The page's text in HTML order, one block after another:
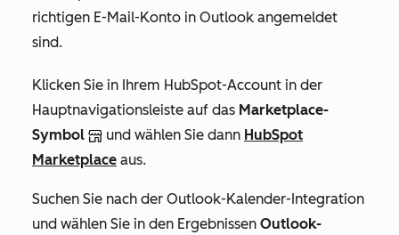
richtigen E-Mail-Konto in Outlook angemeldet
sind.
Klicken Sie in Ihrem HubSpot-Account in der
Hauptnavigationsleiste auf das Marketplace-
Symbol
und wählen Sie dann HubSpot
Marketplace aus.
Suchen Sie nach der Outlook-Kalender-Integration
und wählen Sie in den Ergebnissen Outlook-